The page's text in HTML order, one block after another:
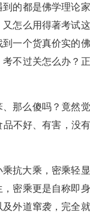
的都是佛学理论
怎么用得著考试
一个货真价实的
不过关怎么办？
那么傻吗？竟然
不好、有害，没
抗大乘，密乘轻
密乘更是自称即
外道窜袭，完全